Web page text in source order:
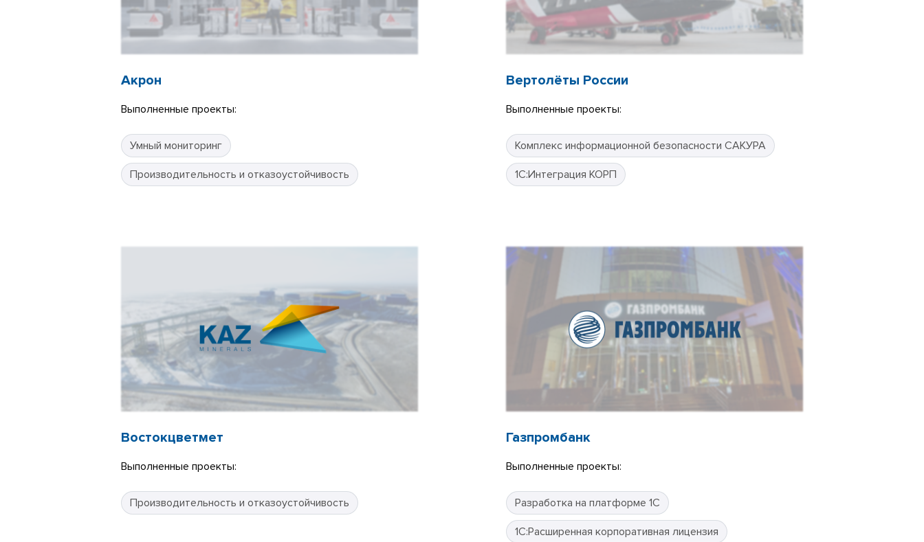
Акрон
Выполненные проекты:
Умный мониторинг
Производительность и отказоустойчивость
Вертолёты России
Выполненные проекты:
Комплекс информационной безопасности САКУРА
1С:Интеграция КОРП
Востокцветмет
Выполненные проекты:
Производительность и отказоустойчивость
Газпромбанк
Выполненные проекты:
Разработка на платформе 1С
1С:Расширенная корпоративная лицензия